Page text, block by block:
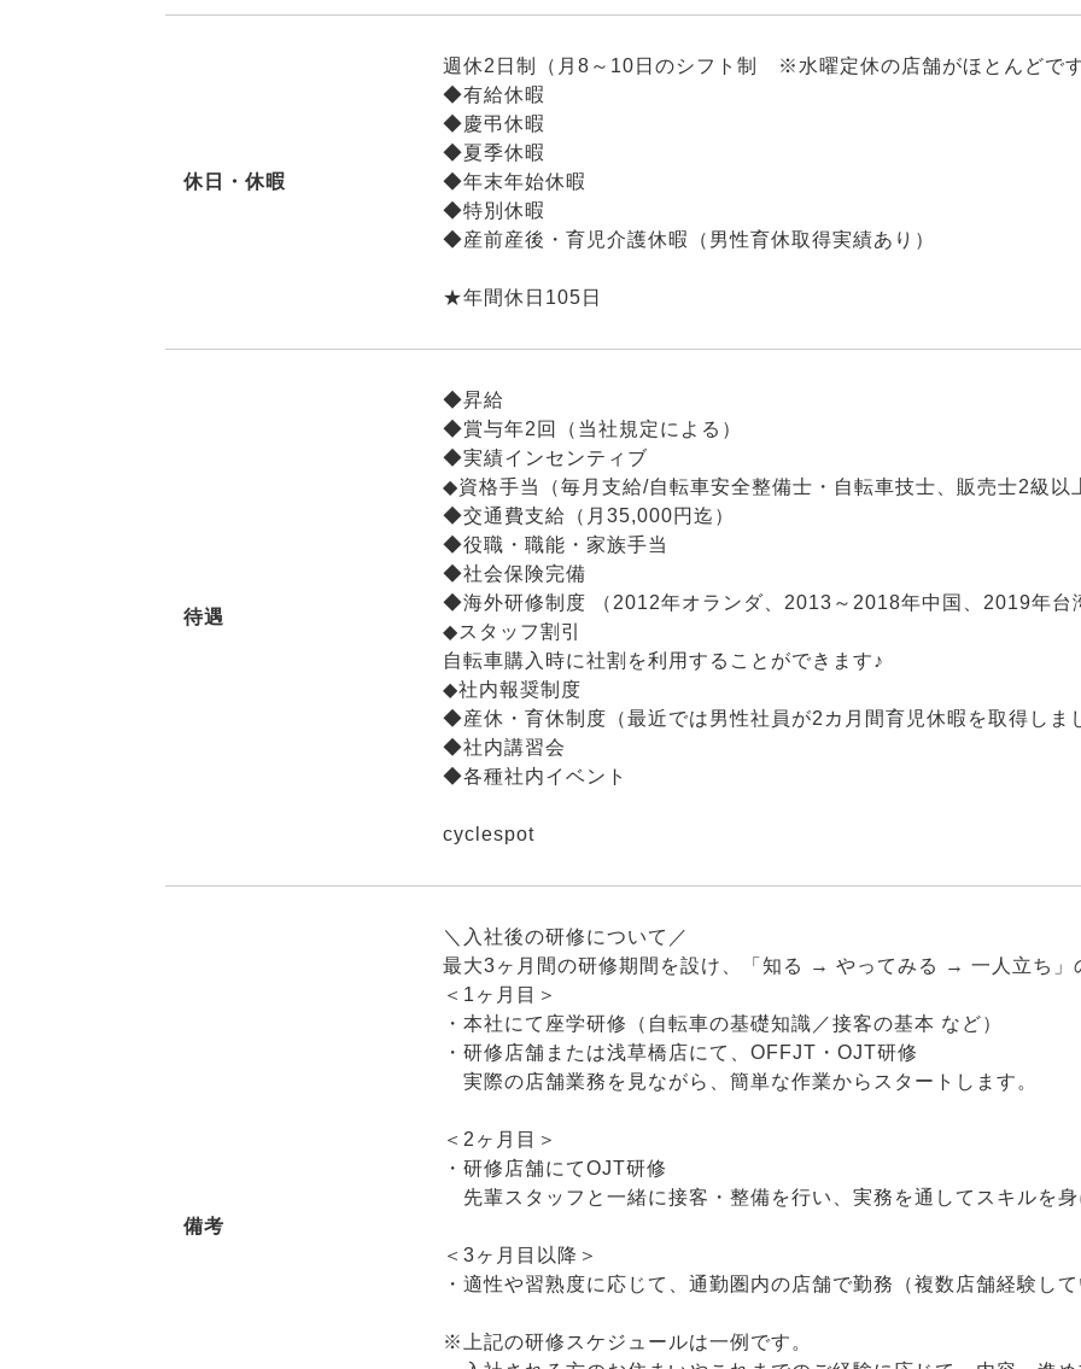
休日・休暇
週休2日制（月8～10日のシフト制 ※水曜定休の店舗がほとんどで
◆有給休暇
◆慶弔休暇
◆夏季休暇
◆年末年始休暇
◆特別休暇
◆産前産後・育児介護休暇（男性育休取得実績あり）
★年間休日105日
待遇
◆昇給
◆賞与年2回（当社規定による）
◆実績インセンティブ
◆資格手当（毎月支給/自転車安全整備士・自転車技士、販売士2級以
◆交通費支給（月35,000円迄）
◆役職・職能・家族手当
◆社会保険完備
◆海外研修制度 （2012年オランダ、2013～2018年中国、2019年
◆スタッフ割引
自転車購入時に社割を利用することができます♪
◆社内報奨制度
◆産休・育休制度（最近では男性社員が2カ月間育児休暇を取得しま
◆社内講習会
◆各種社内イベント
cyclespot
備考
＼入社後の研修について／
最大3ヶ月間の研修期間を設け、「知る → やってみる → 一人立ち」
＜1ヶ月目＞
・本社にて座学研修（自転車の基礎知識／接客の基本 など）
・研修店舗または浅草橋店にて、OFFJT・OJT研修
実際の店舗業務を見ながら、簡単な作業からスタートします。
＜2ヶ月目＞
・研修店舗にてOJT研修
先輩スタッフと一緒に接客・整備を行い、実務を通してスキルを
＜3ヶ月目以降＞
・適性や習熟度に応じて、通勤圏内の店舗で勤務（複数店舗経験し
※上記の研修スケジュールは一例です。